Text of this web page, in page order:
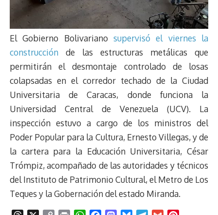
El Gobierno Bolivariano supervisó el viernes la
construcción de las estructuras metálicas que
permitirán el desmontaje controlado de losas
colapsadas en el corredor techado de la Ciudad
Universitaria de Caracas, donde funciona la
Universidad Central de Venezuela (UCV). La
inspección estuvo a cargo de los ministros del
Poder Popular para la Cultura, Ernesto Villegas, y de
la cartera para la Educación Universitaria, César
Trómpiz, acompañado de las autoridades y técnicos
del Instituto de Patrimonio Cultural, el Metro de Los
Teques y la Gobernación del estado Miranda.